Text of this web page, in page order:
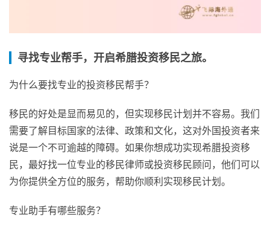
寻找专业帮手，开启希腊投资移民之旅。
为什么要找专业的投资移民帮手？
移民的好处是显而易见的，但实现移民计划并不容易。我们
需要了解目标国家的法律、政策和文化，这对外国投资者来
说是一个不可逾越的障碍。如果你想成功实现希腊投资移
民，最好找一位专业的移民律师或投资移民顾问，他们可以
为你提供全方位的服务，帮助你顺利实现移民计划。
专业助手有哪些服务？